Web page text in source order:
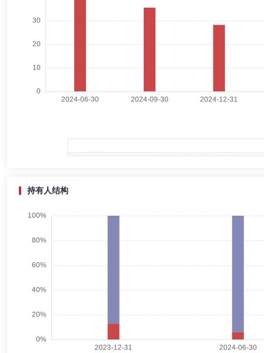
有限责任公司总经理、日信证券有限责任公司(后更名为国融证券股份有
副总经理,投资决策委员会成员 学历：硕士
投资管理有限公司执行总裁。
田中甲
事、基金运营部总监、永赢基金管理有限公司副总经理，兼永赢资产管
徐蔓青
徐蔓青先生：硕士。曾任景顺长城基金管理有限公司信息技术部项目经
持有人结构